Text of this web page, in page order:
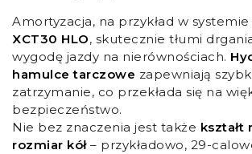
Amortyzacja, na przykład w systemie
XCT30 HLO, skutecznie tłumi
wygodę jazdy na nierównościach.
hamulce tarczowe zapewniają
zatrzymanie, co przekłada się na
bezpieczeństwo.
Nie bez znaczenia jest także kształt
rozmiar kół– przykładowo, 29-